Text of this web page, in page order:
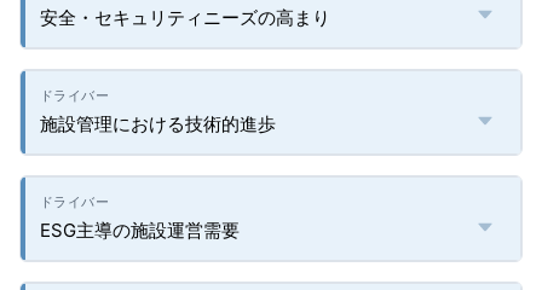
安全・セキュリティニーズの高まり
施設管理における技術的進歩
ESG主導の施設運営需要